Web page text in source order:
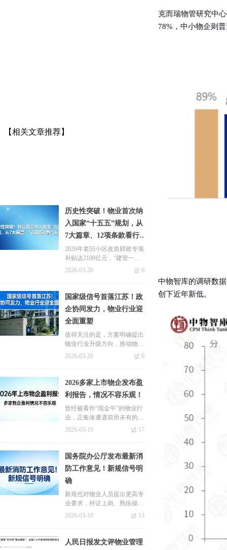
克而瑞物管研究中
78%，中小物企则
中物智库的调研数
创下近年新低。
【相关文章推荐】
历史性突破！物业首次纳
入国家“十五五”规划，从
7大篇章、12项条款看行
业变革
2026年老旧小区改造财政专项
补贴达2100亿元，“建管一体
化”模式将成为主流，物业作
显。
넶 0
2026-03-20
国家级信号首落江苏！政
企协同发力，物业行业迎
全面重塑
值得关注的是，方案明确提出
物业行业升级方向，推动物业
服务从单一小区管理向“小区
型。
넶 0
2026-03-20
2026多家上市物企发布盈
利报告，情况不容乐观！
曾经被看作“现金牛”的物业行
业，正集体遭遇前所未有的盈
利寒冬。
넶 17
2026-03-19
国务院办公厅发布最新消
防工作意见！新规信号明
确
新规也对物业人员提出更高专
业要求，持证上岗、熟练操作
设备，不仅是合规底线，更会
力。
넶 13
2026-03-19
人民日报发文评物业管理